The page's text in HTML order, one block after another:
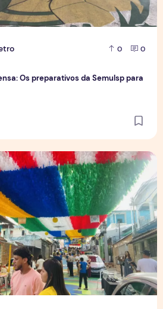
0 0
Os preparativos da Semulsp para
identidade, paixão e